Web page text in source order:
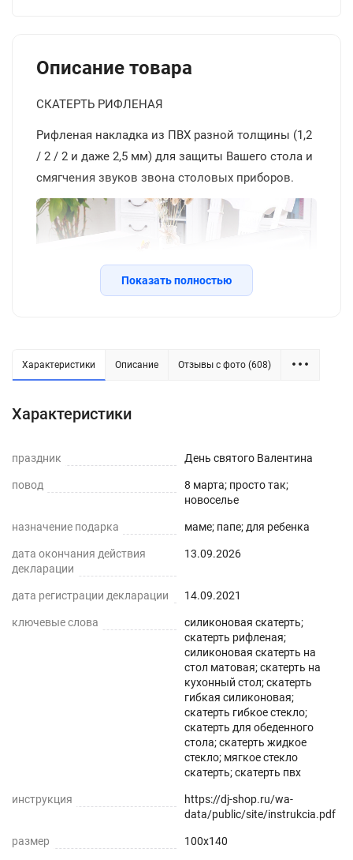
Описание товара
СКАТЕРТЬ РИФЛЕНАЯ
Рифленая накладка из ПВХ разной толщины (1,2
/ 2 / 2 и даже 2,5 мм) для защиты Вашего стола и
смягчения звуков звона столовых приборов.
горизонтальных поверхностей и скатертей, а
водонепроницаемости, нескользкости,
пальцев, пыли, грязи и пятен жира.
Гибкость и матовая прозрачность
Совмещает высокую прозрачность и простую
установку даже на стеклянные или глянцевые
Приглушает звон столовых приборов.
Долговечно
Показать полностью
Характеристики Описание Отзывы с фото (608)
Характеристики
праздник День святого Валентина
повод
8 марта; просто так;
новоселье
назначение подарка маме; папе; для ребенка
дата окончания действия
декларации
13.09.2026
дата регистрации декларации 14.09.2021
ключевые слова
силиконовая скатерть;
скатерть рифленая;
силиконовая скатерть на
стол матовая; скатерть на
кухонный стол; скатерть
гибкая силиконовая;
скатерть гибкое стекло;
скатерть для обеденного
стола; скатерть жидкое
стекло; мягкое стекло
скатерть; скатерть пвх
инструкция
https://dj-shop.ru/wa-
data/public/site/instrukcia.pdf
размер 100x140